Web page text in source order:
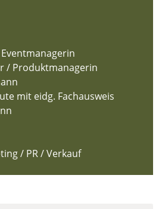
/ Produktmanagerin
mit eidg. Fachausweis
/ PR / Verkauf